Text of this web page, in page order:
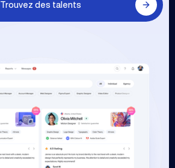
Trouvez des talents